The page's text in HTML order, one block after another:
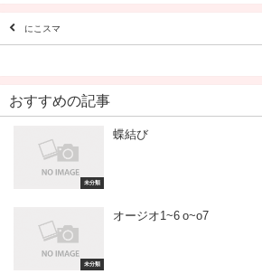
にこスマ
おすすめの記事
未分類
蝶結び
未分類
オージオ1~6 o~o7